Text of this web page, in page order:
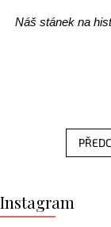
Náš stánek na
á
p
Instagram